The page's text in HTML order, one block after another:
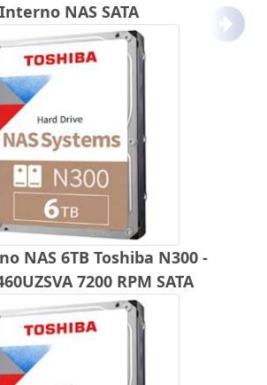
Interno NAS SATA
NAS 6TB Toshiba N300 -
7200 RPM SATA